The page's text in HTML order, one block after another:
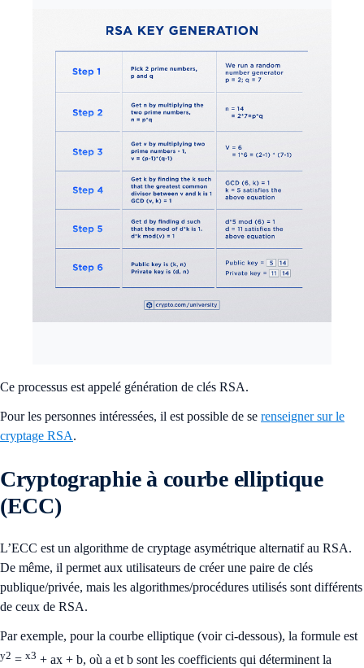
Ce processus est appelé génération de clés RSA.
Pour les personnes intéressées, il est possible de se renseigner sur le
cryptage RSA.
Cryptographie à courbe elliptique
(ECC)
L’ECC est un algorithme de cryptage asymétrique alternatif au RSA.
De même, il permet aux utilisateurs de créer une paire de clés
publique/privée, mais les algorithmes/procédures utilisés sont différents
de ceux de RSA.
Par exemple, pour la courbe elliptique (voir ci-dessous), la formule est
y2 = x3 + ax + b, où a et b sont les coefficients qui déterminent la